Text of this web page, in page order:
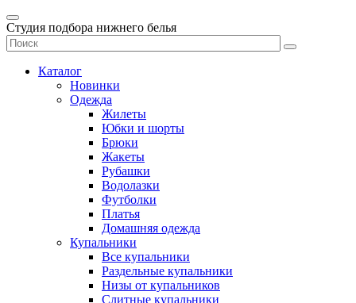
Студия подбора нижнего белья
Каталог
Новинки
Одежда
Жилеты
Юбки и шорты
Брюки
Жакеты
Рубашки
Водолазки
Футболки
Платья
Домашняя одежда
Купальники
Все купальники
Раздельные купальники
Низы от купальников
Слитные купальники